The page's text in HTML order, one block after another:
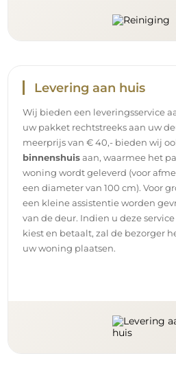
Handleidingen
Om de montage en het gebruik
eenvoudig en zorgeloos te
gedetailleerde handleidingen
alle nodige stappen voor een
spiegel, evenals tips voor het
het beheer ervan, zodat u lang
kunt genieten.